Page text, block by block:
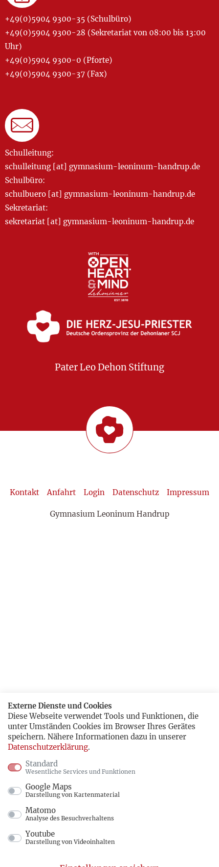
+49(0)5904 9300-35 (Schulbüro)
+49(0)5904 9300-28 (Sekretariat von 08:00 bis 13:00
Uhr)
+49(0)5904 9300-0 (Pforte)
+49(0)5904 9300-37 (Fax)
Schulleitung:
schulleitung [at] gymnasium-leoninum-handrup.de
Schulbüro:
schulbuero [at] gymnasium-leoninum-handrup.de
Sekretariat:
sekretariat [at] gymnasium-leoninum-handrup.de
Pater Leo Dehon Stiftung
Kontakt Anfahrt Login Datenschutz Impressum
Gymnasium Leoninum Handrup
Externe Dienste und Cookies
Diese Webseite verwendet Tools und Funktionen, die
unter Umständen Cookies im Browser Ihres Gerätes
speichern. Nähere Informationen dazu in unserer
Datenschutzerklärung.
Standard
Wesentliche Services und Funktionen
Google Maps
Darstellung von Kartenmaterial
Matomo
Analyse des Besuchverhaltens
Youtube
Darstellung von Videoinhalten